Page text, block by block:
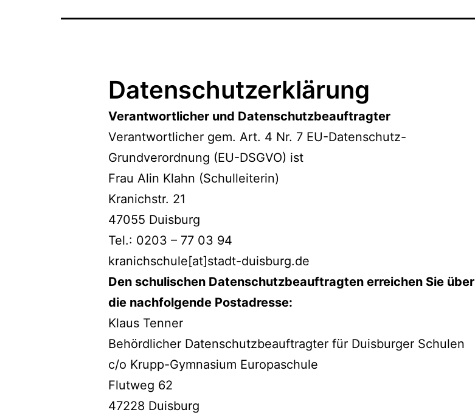
Datenschutzerklärung
Verantwortlicher und Datenschutzbeauftragter
Verantwortlicher gem. Art. 4 Nr. 7 EU-Datenschutz-
Grundverordnung (EU-DSGVO) ist
Frau Alin Klahn (Schulleiterin)
Kranichstr. 21
47055 Duisburg
Tel.: 0203 – 77 03 94
kranichschule[at]stadt-duisburg.de
Den schulischen Datenschutzbeauftragten erreichen Sie über
die nachfolgende Postadresse:
Klaus Tenner
Behördlicher Datenschutzbeauftragter für Duisburger Schulen
c/o Krupp-Gymnasium Europaschule
Flutweg 62
47228 Duisburg